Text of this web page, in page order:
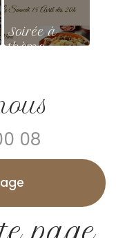
Soirée à
thème
Lanne-en-
08